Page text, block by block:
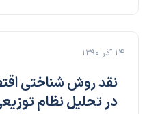
۱۴ آذر ۱۳۹۰
نقد روش شناختی
در تحلیل نظام